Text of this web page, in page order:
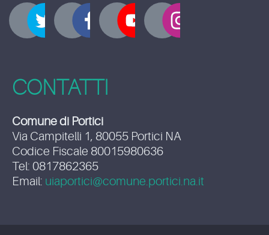
CONTATTI
Comune di Portici
Via Campitelli 1, 80055 Portici NA
Codice Fiscale 80015980636
Tel: 0817862365
Email: uiaportici@comune.portici.na.it